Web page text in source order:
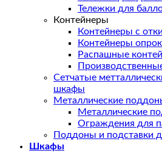
Тележки для
Контейнеры
Контейнеры с
Контейнеры
Распашные
Сетчатые
шкафы
Металлические
Металлические
Ограждения для
Поддоны и подставки
Шкафы